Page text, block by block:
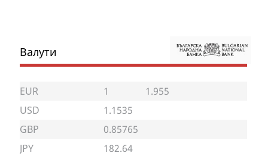
Валути
EUR 1
1.955
USD
1.1535
GBP
0.85765
JPY
182.64